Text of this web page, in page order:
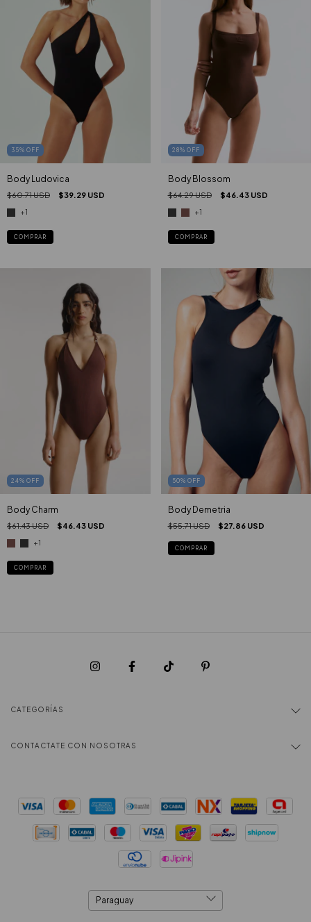
35% OFF
Body Ludovica
$60.71 USD $39.29 USD
+1
COMPRAR
28% OFF
Body Blossom
$64.29 USD $46.43 USD
+1
COMPRAR
24% OFF
Body Charm
$61.43 USD $46.43 USD
+1
COMPRAR
50% OFF
Body Demetria
$55.71 USD $27.86 USD
COMPRAR
CATEGORÍAS
CONTACTATE CON NOSOTRAS